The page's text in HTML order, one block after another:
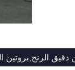
دقيق الرنج,بروتين